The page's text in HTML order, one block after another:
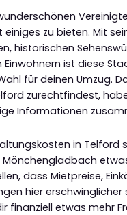
einiges zu bieten. Mit
historischen
Einwohnern ist diese
für deinen Umzug.
zurechtfindest,
Informationen
in Telford
Mönchengladbach
dass Mietpreise,
hier erschwinglicher
finanziell etwas mehr